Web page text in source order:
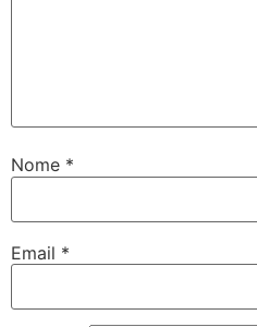
Nome *
Email *